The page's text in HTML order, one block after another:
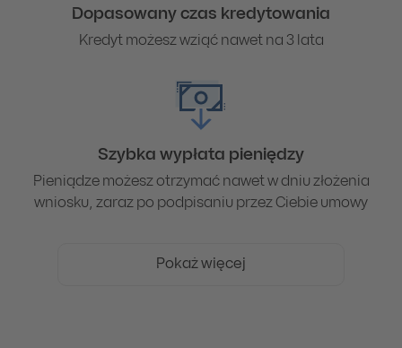
Dopasowany czas kredytowania
Kredyt możesz wziąć nawet na 3 lata
Szybka wypłata pieniędzy
Pieniądze możesz otrzymać nawet w dniu złożenia
wniosku, zaraz po podpisaniu przez Ciebie umowy
Pokaż więcej